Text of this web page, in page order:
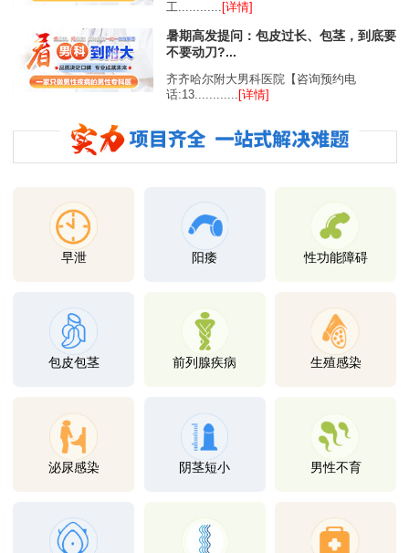
工............ [详情]
暑期高发提问：包皮过长、包茎，到底要
不要动刀?...
齐齐哈尔附大男科医院【咨询预约电
话:13............
[详情]
早泄 阳痿 性功能障碍
包皮包茎 前列腺疾病 生殖感染
泌尿感染 阴茎短小 男性不育